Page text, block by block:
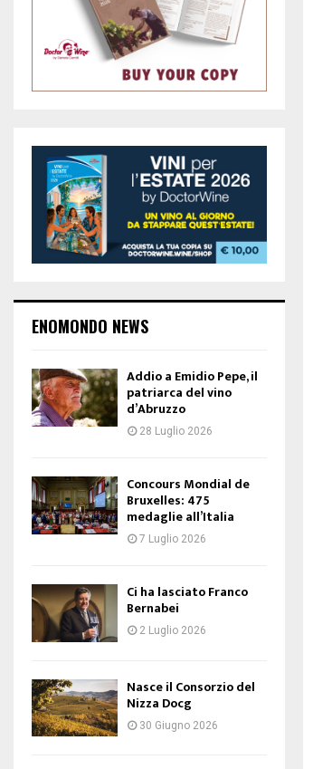
ENOMONDO NEWS
Addio a Emidio Pepe, il
patriarca del vino
d’Abruzzo
28 Luglio 2026
Concours Mondial de
Bruxelles: 475
medaglie all’Italia
7 Luglio 2026
Ci ha lasciato Franco
Bernabei
2 Luglio 2026
Nasce il Consorzio del
Nizza Docg
30 Giugno 2026